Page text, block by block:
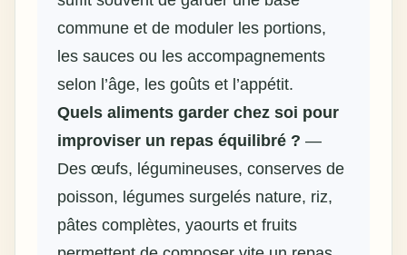
commune et de moduler les portions,
les sauces ou les accompagnements
selon l’âge, les goûts et l’appétit.
Quels aliments garder chez soi pour
improviser un repas équilibré ? —
Des œufs, légumineuses, conserves de
poisson, légumes surgelés nature, riz,
pâtes complètes, yaourts et fruits